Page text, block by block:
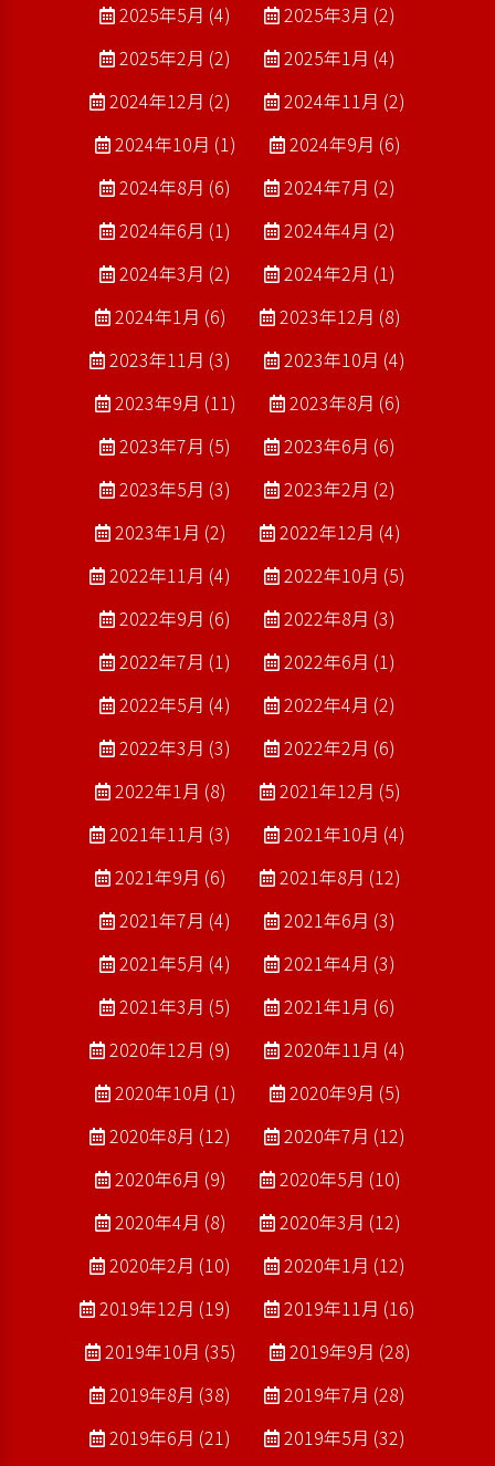
2025年5月 (4)
2025年3月 (2)
2025年2月 (2)
2025年1月 (4)
2024年12月 (2)
2024年11月 (2)
2024年10月 (1)
2024年9月 (6)
2024年8月 (6)
2024年7月 (2)
2024年6月 (1)
2024年4月 (2)
2024年3月 (2)
2024年2月 (1)
2024年1月 (6)
2023年12月 (8)
2023年11月 (3)
2023年10月 (4)
2023年9月 (11)
2023年8月 (6)
2023年7月 (5)
2023年6月 (6)
2023年5月 (3)
2023年2月 (2)
2023年1月 (2)
2022年12月 (4)
2022年11月 (4)
2022年10月 (5)
2022年9月 (6)
2022年8月 (3)
2022年7月 (1)
2022年6月 (1)
2022年5月 (4)
2022年4月 (2)
2022年3月 (3)
2022年2月 (6)
2022年1月 (8)
2021年12月 (5)
2021年11月 (3)
2021年10月 (4)
2021年9月 (6)
2021年8月 (12)
2021年7月 (4)
2021年6月 (3)
2021年5月 (4)
2021年4月 (3)
2021年3月 (5)
2021年1月 (6)
2020年12月 (9)
2020年11月 (4)
2020年10月 (1)
2020年9月 (5)
2020年8月 (12)
2020年7月 (12)
2020年6月 (9)
2020年5月 (10)
2020年4月 (8)
2020年3月 (12)
2020年2月 (10)
2020年1月 (12)
2019年12月 (19)
2019年11月 (16)
2019年10月 (35)
2019年9月 (28)
2019年8月 (38)
2019年7月 (28)
2019年6月 (21)
2019年5月 (32)